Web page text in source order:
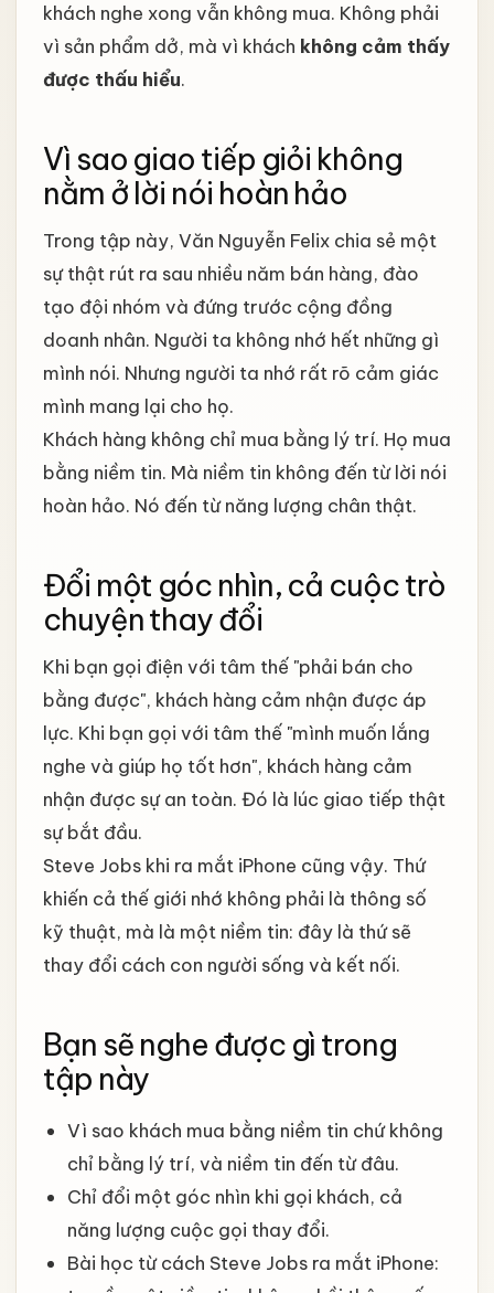
khách nghe xong vẫn không mua. Không phải
vì sản phẩm dở, mà vì khách không cảm thấy
được thấu hiểu.
Vì sao giao tiếp giỏi không
nằm ở lời nói hoàn hảo
Trong tập này, Văn Nguyễn Felix chia sẻ một
sự thật rút ra sau nhiều năm bán hàng, đào
tạo đội nhóm và đứng trước cộng đồng
doanh nhân. Người ta không nhớ hết những gì
mình nói. Nhưng người ta nhớ rất rõ cảm giác
mình mang lại cho họ.
Khách hàng không chỉ mua bằng lý trí. Họ mua
bằng niềm tin. Mà niềm tin không đến từ lời nói
hoàn hảo. Nó đến từ năng lượng chân thật.
Đổi một góc nhìn, cả cuộc trò
chuyện thay đổi
Khi bạn gọi điện với tâm thế "phải bán cho
bằng được", khách hàng cảm nhận được áp
lực. Khi bạn gọi với tâm thế "mình muốn lắng
nghe và giúp họ tốt hơn", khách hàng cảm
nhận được sự an toàn. Đó là lúc giao tiếp thật
sự bắt đầu.
Steve Jobs khi ra mắt iPhone cũng vậy. Thứ
khiến cả thế giới nhớ không phải là thông số
kỹ thuật, mà là một niềm tin: đây là thứ sẽ
thay đổi cách con người sống và kết nối.
Bạn sẽ nghe được gì trong
tập này
Vì sao khách mua bằng niềm tin chứ không
chỉ bằng lý trí, và niềm tin đến từ đâu.
Chỉ đổi một góc nhìn khi gọi khách, cả
năng lượng cuộc gọi thay đổi.
Bài học từ cách Steve Jobs ra mắt iPhone: